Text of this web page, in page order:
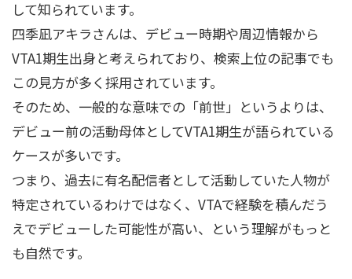
して知られています。
四季凪アキラさんは、デビュー時期や周辺情報から
VTA1期生出身と考えられており、検索上位の記事でも
この見方が多く採用されています。
そのため、一般的な意味での「前世」というよりは、
デビュー前の活動母体としてVTA1期生が語られている
ケースが多いです。
つまり、過去に有名配信者として活動していた人物が
特定されているわけではなく、VTAで経験を積んだう
えでデビューした可能性が高い、という理解がもっと
も自然です。